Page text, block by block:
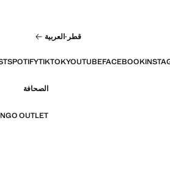
قطر·العربية
FACEBOOK
YOUTUBE
TIKTOK
SPOTIFY
الصحافة
OUTLET